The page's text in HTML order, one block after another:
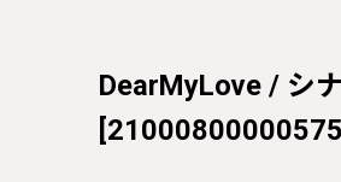
DearMyLove / シ
[